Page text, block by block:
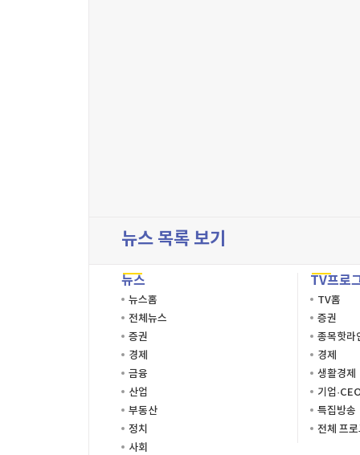
뉴스 목록 보기
뉴스
뉴스홈
전체뉴스
증권
경제
금융
산업
부동산
정치
사회
TV프로
TV홈
증권
종목핫라
경제
생활경제
기업
특집방송
전체 프